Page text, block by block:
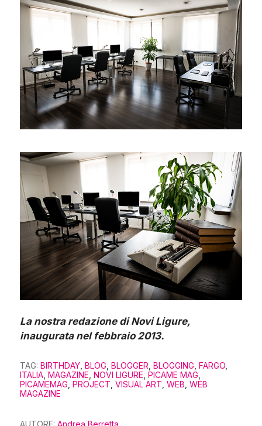
La nostra redazione di Novi Ligure,
inaugurata nel febbraio 2013.
TAG: BIRTHDAY BLOG BLOGGER BLOGGING FARGO
ITALIA MAGAZINE NOVI LIGURE PICAME MAG
PICAMEMAG PROJECT VISUAL ART WEB WEB
MAGAZINE